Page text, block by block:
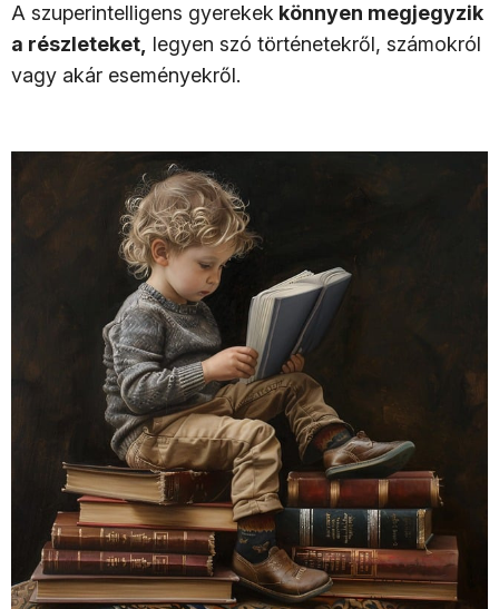
A szuperintelligens gyerekek könnyen megjegyzik
a részleteket, legyen szó történetekről, számokról
vagy akár eseményekről.